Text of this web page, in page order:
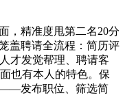
精准度甩第二名20分
盖聘请全流程：简历评
才发觉帮理、聘请客
也有本人的特色。保
——发布职位、筛选简